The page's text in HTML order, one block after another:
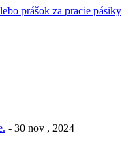
prášok za pracie pásiky
- 30 nov , 2024